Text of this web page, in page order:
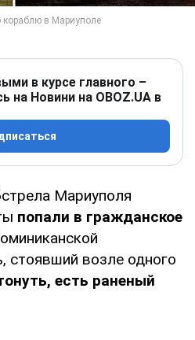
в курсе главного –
на Новини на OBOZ.UA в
Мариуполя
попали в гражданское
стоявший возле одного
есть раненый